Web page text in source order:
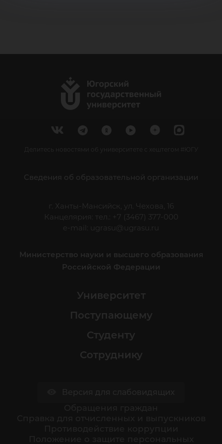
Делитесь новостями об университете с хештегом #ЮГУ
Сведения об образовательной организации
г. Ханты-Мансийск, ул. Чехова, 16
Канцелярия: тел.: +7 (3467) 377-000
e-mail:
ugrasu@ugrasu.ru
Министерство науки и высшего образования
Российской Федерации
Университет
Поступающему
Студенту
Сотруднику